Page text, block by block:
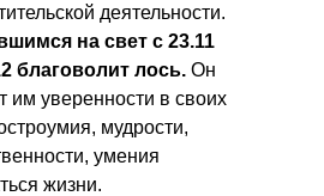
деятельности.
на свет с 23.11
благоволит лось. Он
им уверенности в своих
мудрости,
умения
жизни.